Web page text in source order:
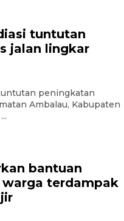
tuntutan
jalan lingkar
peningkatan
Ambalau, Kabupaten
bantuan
warga terdampak